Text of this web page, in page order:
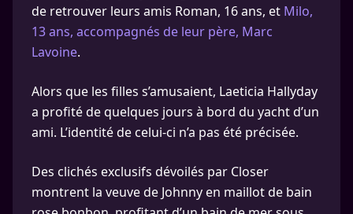
de retrouver leurs amis Roman, 16 ans, et Milo,
13 ans, accompagnés de leur père, Marc
Lavoine.
Alors que les filles s’amusaient, Laeticia Hallyday
a profité de quelques jours à bord du yacht d’un
ami. L’identité de celui-ci n’a pas été précisée.
Des clichés exclusifs dévoilés par Closer
montrent la veuve de Johnny en maillot de bain